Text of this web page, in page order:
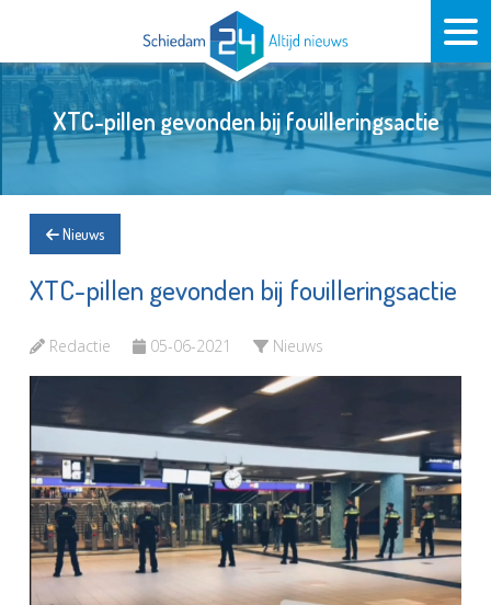
XTC-pillen gevonden bij fouilleringsactie
Nieuws
XTC-pillen gevonden bij fouilleringsactie
Redactie 05-06-2021 Nieuws